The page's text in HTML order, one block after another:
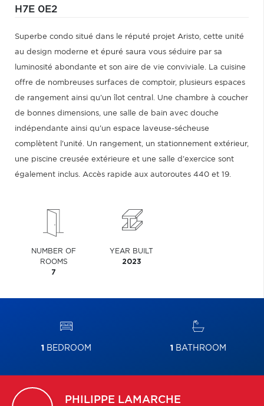
H7E 0E2
Superbe condo situé dans le réputé projet Aristo, cette unité
au design moderne et épuré saura vous séduire par sa
luminosité abondante et son aire de vie conviviale. La cuisine
offre de nombreuses surfaces de comptoir, plusieurs espaces
de rangement ainsi qu'un îlot central. Une chambre à coucher
de bonnes dimensions, une salle de bain avec douche
indépendante ainsi qu'un espace laveuse-sécheuse
complètent l'unité. Un rangement, un stationnement extérieur,
une piscine creusée extérieure et une salle d'exercice sont
également inclus. Accès rapide aux autoroutes 440 et 19.
NUMBER OF
ROOMS
7
YEAR BUILT
2023
1 BEDROOM 1 BATHROOM
PHILIPPE LAMARCHE